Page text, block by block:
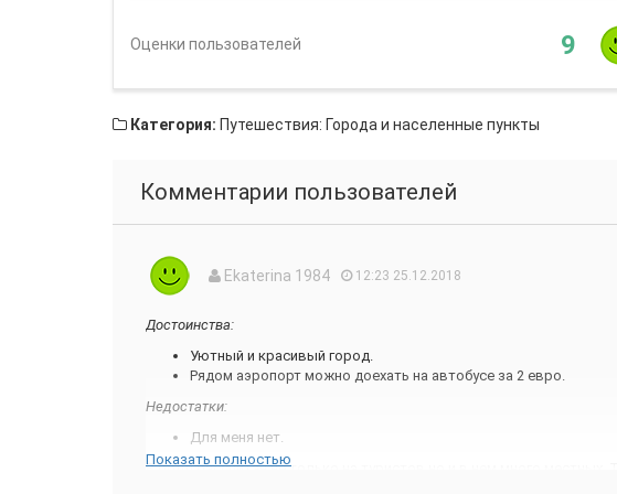
Оценки пользователей 9
Категория: Путешествия: Города и населенные пункты
Комментарии пользователей
Ekaterina 1984 12:23 25.12.2018
Достоинства:
Уютный и красивый город.
Рядом аэропорт можно доехать на автобусе за 2 евро.
Недостатки:
Для меня нет.
В ролл рассчитан не только на туристов но и в нем много местных.
Показать полностью